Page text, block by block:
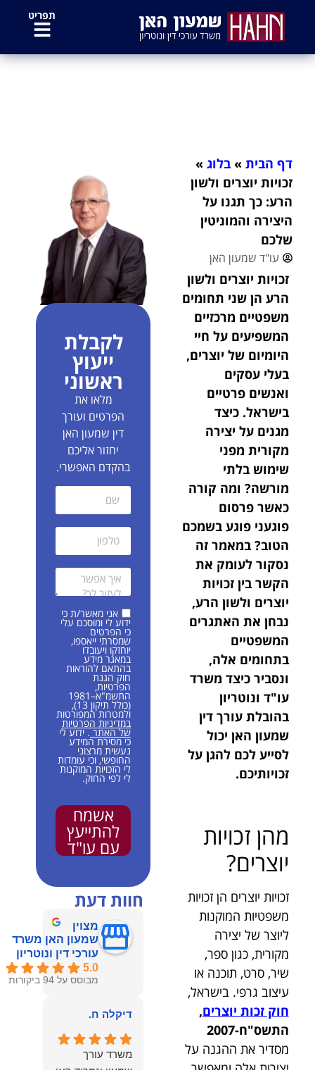
תפריט
דף הבית »בלוג »
זכויות יוצרים ולשון
הרע: כך תגנו על
היצירה והמוניטין
שלכם
עו"ד שמעון האן
זכויות יוצרים ולשון
הרע הן שני תחומים
משפטיים מרכזיים
המשפיעים על חיי
היומיום של יוצרים,
בעלי עסקים
ואנשים פרטיים
בישראל. כיצד
מגנים על יצירה
מקורית מפני
שימוש בלתי
מורשה? ומה קורה
כאשר פרסום
פוגעני פוגע בשמכם
הטוב? במאמר זה
נסקור לעומק את
הקשר בין זכויות
יוצרים ולשון הרע,
נבחן את האתגרים
המשפטיים
בתחומים אלה,
ונסביר כיצד משרד
עו"ד ונוטריון
בהובלת עורך דין
שמעון האן יכול
לסייע לכם להגן על
זכויותיכם.
מהן זכויות
יוצרים?
זכויות יוצרים הן זכויות
משפטיות המוקנות
ליוצר של יצירה
מקורית, כגון ספר,
שיר, סרט, תוכנה או
עיצוב גרפי. בישראל,
חוק זכות יוצרים,
התשס"ח-2007
מסדיר את ההגנה על
לקבלת
ייעוץ
ראשוני
מלאו את
הפרטים ועורך
דין שמעון האן
יחזור אליכם
בהקדם האפשרי.
אני מאשר/ת כי
ידוע לי ומוסכם עלי
כי הפרטים
שמסרתי ייאספו,
יוחזקו ויעובדו
במאגר מידע
בהתאם להוראות
חוק הגנת
הפרטיות,
התשמ"א–1981
(כולל תיקון 13),
ולמטרות המפורטות
במדיניות הפרטיות
של האתר. ידוע לי
כי מסירת המידע
נעשית מרצוני
החופשי, וכי עומדות
לי הזכויות המוקנות
לי לפי החוק.
אשמח
להתייעץ
עם עו"ד
חוות דעת
מצוין
שמעון האן משרד
עורכי דין ונוטריון
5.0
מבוסס על 94 ביקורות
דיקלה ח.
משרד עורך